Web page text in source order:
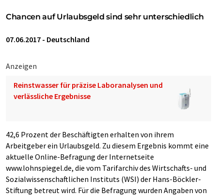
Chancen auf Urlaubsgeld sind sehr unterschiedlich
07.06.2017 - Deutschland
Anzeigen
Reinstwasser für präzise Laboranalysen und
verlässliche Ergebnisse
42,6 Prozent der Beschäftigten erhalten von ihrem
Arbeitgeber ein Urlaubsgeld. Zu diesem Ergebnis kommt eine
aktuelle Online-Befragung der Internetseite
www.lohnspiegel.de, die vom Tarifarchiv des Wirtschafts- und
Sozialwissenschaftlichen Instituts (WSI) der Hans-Böckler-
Stiftung betreut wird. Für die Befragung wurden Angaben von